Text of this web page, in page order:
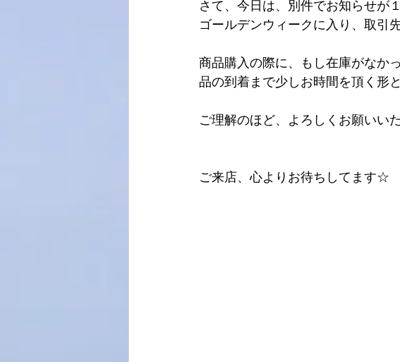
さて、今日は、別件でお知らせが
ゴールデンウィークに入り、取引
商品購入の際に、もし在庫がなか
品の到着まで少しお時間を頂く形
ご理解のほど、よろしくお願いい
ご来店、心よりお待ちしてます☆